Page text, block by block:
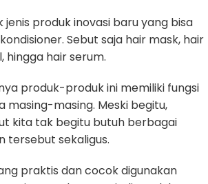
jenis produk inovasi baru yang bisa
Sebut saja hair mask, hair
hingga hair serum.
produk-produk ini memiliki fungsi
masing-masing. Meski begitu,
kita tak begitu butuh berbagai
tersebut sekaligus.
praktis dan cocok digunakan